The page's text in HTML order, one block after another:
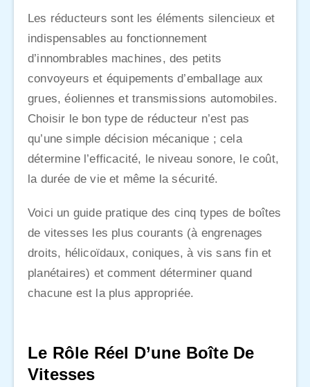
Les réducteurs sont les éléments silencieux et
indispensables au fonctionnement
d’innombrables machines, des petits
convoyeurs et équipements d’emballage aux
grues, éoliennes et transmissions automobiles.
Choisir le bon type de réducteur n’est pas
qu’une simple décision mécanique ; cela
détermine l’efficacité, le niveau sonore, le coût,
la durée de vie et même la sécurité.
Voici un guide pratique des cinq types de boîtes
de vitesses les plus courants (à engrenages
droits, hélicoïdaux, coniques, à vis sans fin et
planétaires) et comment déterminer quand
chacune est la plus appropriée.
Le Rôle Réel D’une Boîte De
Vitesses